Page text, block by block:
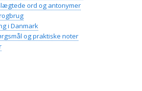
ord og antonymer
i Danmark
og praktiske noter